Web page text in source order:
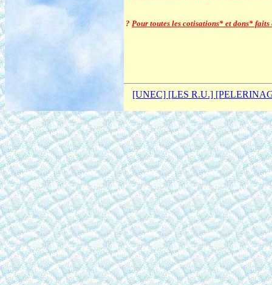
? Pour toutes les cotisations* et dons* faits
[UNEC] [LES R.U.]